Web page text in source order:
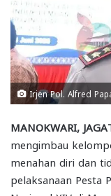
Irjen Pol. Alfred
MANOKWARI,
mengimbau
menahan diri dan
pelaksanaan Pesta